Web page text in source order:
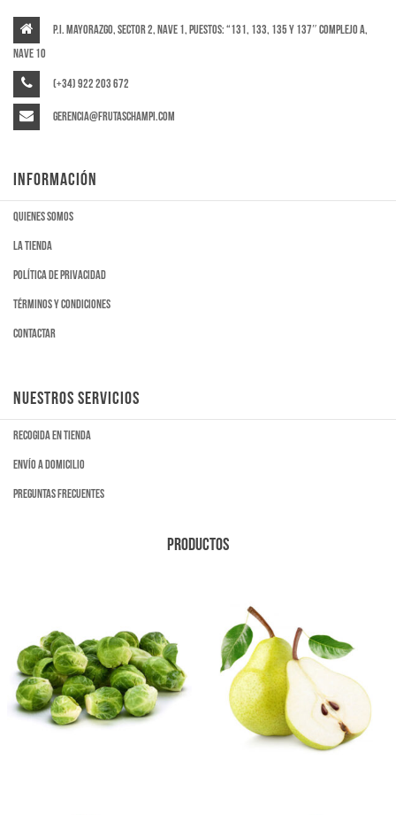
P.I. Mayorazgo, Sector 2, Nave 1, puestos: “131, 133, 135 y 137″ Complejo A,
Nave 10
(+34) 922 203 672
gerencia@frutaschampi.com
INFORMACIÓN
Quienes somos
La tienda
Política de privacidad
Términos y condiciones
Contactar
NUESTROS SERVICIOS
Recogida en tienda
Envío a domicilio
Preguntas frecuentes
PRODUCTOS